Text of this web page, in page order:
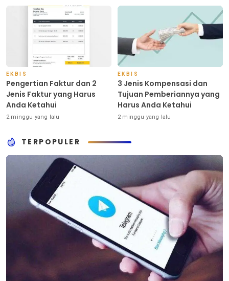
EKBIS
Pengertian Faktur dan 2
Jenis Faktur yang Harus
Anda Ketahui
2 minggu yang lalu
EKBIS
3 Jenis Kompensasi dan
Tujuan Pemberiannya yang
Harus Anda Ketahui
2 minggu yang lalu
TERPOPULER